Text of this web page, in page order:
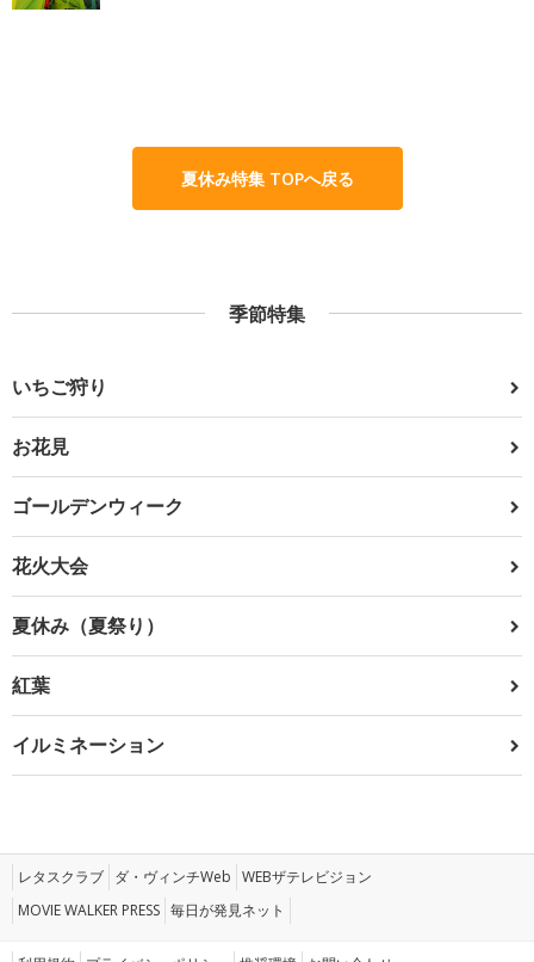
夏休み特集 TOPへ戻る
季節特集
いちご狩り
お花見
ゴールデンウィーク
花火大会
夏休み（夏祭り）
紅葉
イルミネーション
レタスクラブ ダ・ヴィンチWeb WEBザテレビジョン
MOVIE WALKER PRESS 毎日が発見ネット